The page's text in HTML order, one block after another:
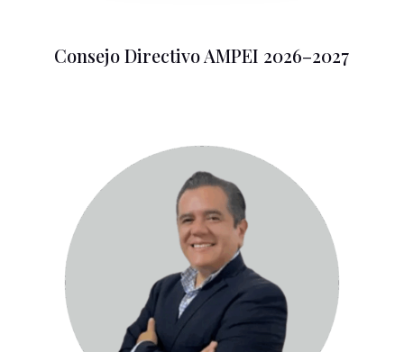
Consejo Directivo AMPEI 2026–2027